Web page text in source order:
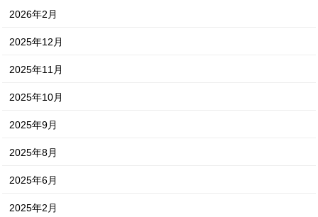
2026年2月
2025年12月
2025年11月
2025年10月
2025年9月
2025年8月
2025年6月
2025年2月